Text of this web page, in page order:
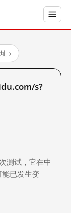
→
s?
测试，它在中
能已发生变